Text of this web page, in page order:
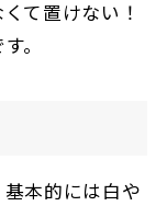
て置けない！
。
本的には白や